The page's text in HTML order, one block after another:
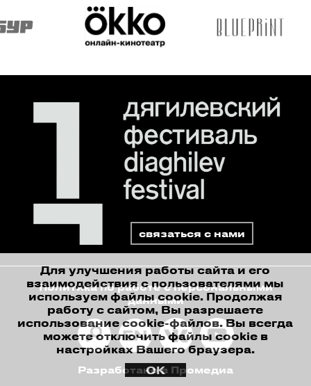
связаться с нами
Политика по работе с персональными
данными
Разработано в Промедиа
Для улучшения работы сайта и его
взаимодействия с пользователями мы
используем файлы cookie. Продолжая
работу с сайтом, Вы разрешаете
использование cookie-файлов. Вы всегда
можете отключить файлы cookie в
настройках Вашего браузера.
ОК